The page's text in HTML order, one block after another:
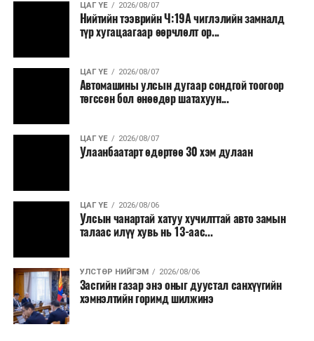
Иргэд агуулах, үйлдвэрээс махаа шууд худалдан авах,
малчид системээр дамжуулан бүтээгдэхүүнээ
Түүнчлэн түлш, улаанбуудай, хүнсний ногооны нөөц
бүрдүүлэх зоорь, агуулах барих аж ахуйн нэгжүүдэд
ЦАГ ҮЕ 2026/08/07
Нийтийн тээврийн Ч:19А чиглэлийн замналд
түр хугацаагаар өөрчлөлт ор...
ЦАГ ҮЕ 2026/08/07
Автомашины улсын дугаар сондгой тоогоор
төгссөн бол өнөөдөр шатахуун...
ЦАГ ҮЕ 2026/08/07
Улаанбаатарт өдөртөө 30 хэм дулаан
ЦАГ ҮЕ 2026/08/06
Улсын чанартай хатуу хучилттай авто замын
талаас илүү хувь нь 13-аас...
УЛСТӨР НИЙГЭМ 2026/08/06
Засгийн газар энэ оныг дуустал санхүүгийн
хэмнэлтийн горимд шилжинэ